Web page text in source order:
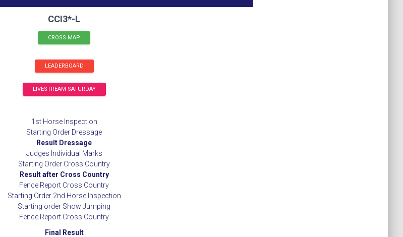
CCI3*-L
CROSS MAP
LEADERBOARD
LIVESTREAM SATURDAY
1st Horse Inspection
Starting Order Dressage
Result Dressage
Judges Individual Marks
Starting Order Cross Country
Result after Cross Country
Fence Report Cross Country
Starting Order 2nd Horse Inspection
Starting order Show Jumping
Fence Report Cross Country
Final Result